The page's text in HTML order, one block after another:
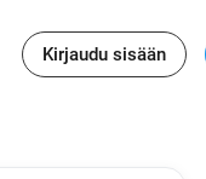
Kirjaudu sisään